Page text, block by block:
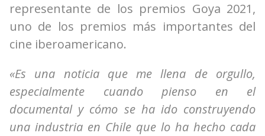
representante de los premios Goya 2021,
uno de los premios más importantes del
cine iberoamericano.
«Es una noticia que me llena de orgullo,
especialmente cuando pienso en el
documental y cómo se ha ido construyendo
una industria en Chile que lo ha hecho cada